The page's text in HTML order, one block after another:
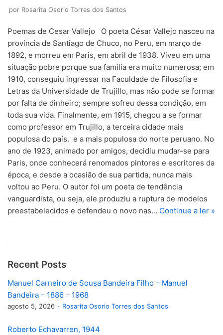
por Rosarita Osorio Torres dos Santos
Poemas de Cesar Vallejo O poeta César Vallejo nasceu na
província de Santiago de Chuco, no Peru, em março de
1892, e morreu em Paris, em abril de 1938. Viveu em uma
situação pobre porque sua família era muito numerosa; em
1910, conseguiu ingressar na Faculdade de Filosofia e
Letras da Universidade de Trujillo, mas não pode se formar
por falta de dinheiro; sempre sofreu dessa condição, em
toda sua vida. Finalmente, em 1915, chegou a se formar
como professor em Trujillo, a terceira cidade mais
populosa do país. e a mais populosa do norte peruano. No
ano de 1923, animado por amigos, decidiu mudar-se para
Paris, onde conhecerá renomados pintores e escritores da
época, e desde a ocasião de sua partida, nunca mais
voltou ao Peru. O autor foi um poeta de tendência
vanguardista, ou seja, ele produziu a ruptura de modelos
preestabelecidos e defendeu o novo nas… Continue a ler »
Recent Posts
Manuel Carneiro de Sousa Bandeira Filho – Manuel
Bandeira – 1886 – 1968
agosto 5, 2026 Rosarita Osorio Torres dos Santos
Roberto Echavarren, 1944